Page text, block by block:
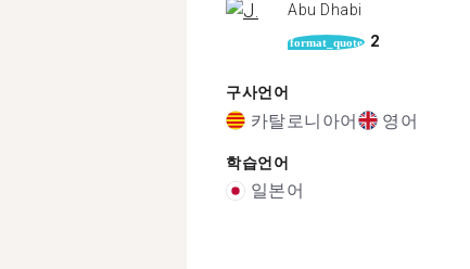
Abu Dhabi
format_quote 2
구사언어
카탈로니아어 영어
학습언어
일본어